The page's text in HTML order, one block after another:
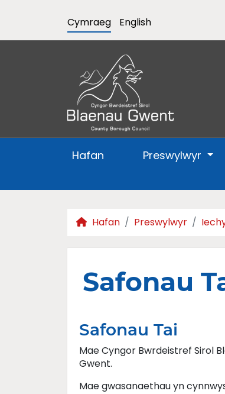
Cymraeg English
Hafan Preswylwyr
Hafan Preswylwyr
Safonau
Safonau Tai
Mae Cyngor Bwrdeistref Sirol
Gwent.
Mae gwasanaethau yn